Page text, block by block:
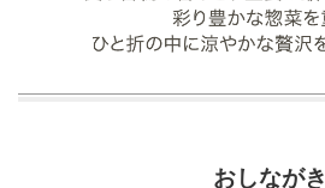
おしながき